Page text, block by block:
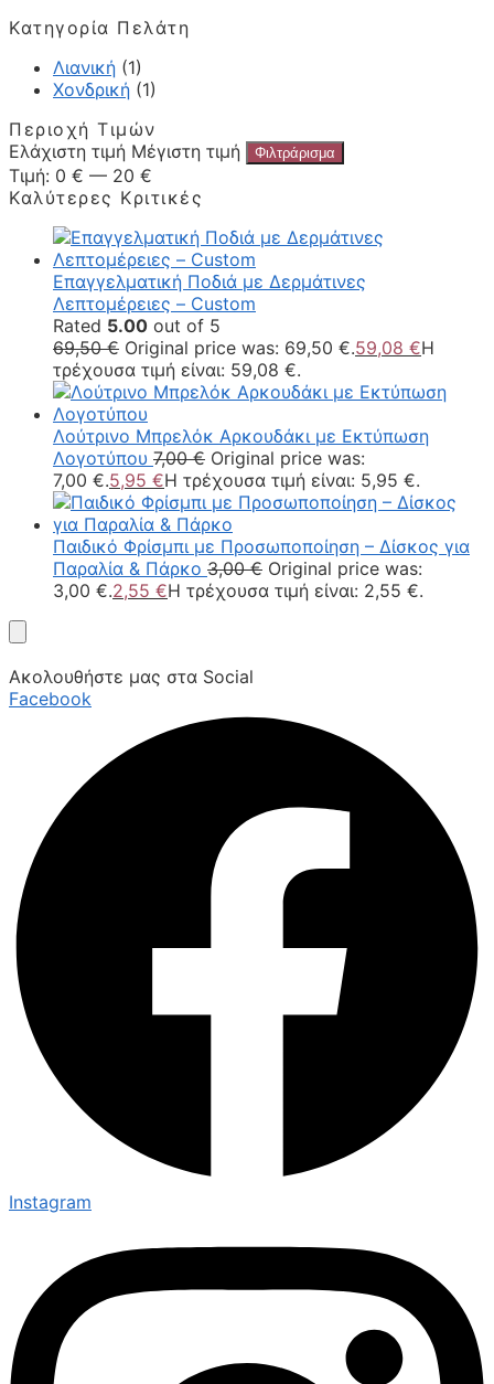
Κατηγορία Πελάτη
Λιανική (1)
Χονδρική (1)
Περιοχή Τιμών
Ελάχιστη τιμή Μέγιστη τιμή Φιλτράρισμα
Τιμή: 0 € — 20 €
Καλύτερες Κριτικές
Επαγγελματική Ποδιά με Δερμάτινες
Λεπτομέρειες – Custom
Rated 5.00 out of 5
69,50€ Original price was: 69,50 €.59,08 €Η
τρέχουσα τιμή είναι: 59,08 €.
Λούτρινο Μπρελόκ Αρκουδάκι με Εκτύπωση
Λογοτύπου 7,00€ Original price was:
7,00 €.5,95 €Η τρέχουσα τιμή είναι: 5,95 €.
Παιδικό Φρίσμπι με Προσωποποίηση – Δίσκος για
Παραλία & Πάρκο 3,00€ Original price was:
3,00 €.2,55 €Η τρέχουσα τιμή είναι: 2,55 €.
Ακολουθήστε μας στα Social
Facebook
Instagram